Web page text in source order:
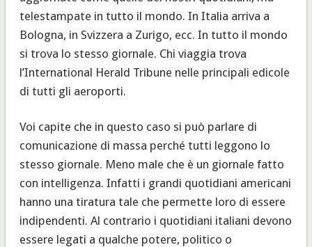
telestampate in tutto il mondo. In Italia arriva a
Bologna, in Svizzera a Zurigo, ecc. In tutto il mondo
si trova lo stesso giornale. Chi viaggia trova
l’International Herald Tribune nelle principali edicole
di tutti gli aeroporti.
Voi capite che in questo caso si può parlare di
comunicazione di massa perché tutti leggono lo
stesso giornale. Meno male che è un giornale fatto
con intelligenza. Infatti i grandi quotidiani americani
hanno una tiratura tale che permette loro di essere
indipendenti. Al contrario i quotidiani italiani devono
essere legati a qualche potere, politico o